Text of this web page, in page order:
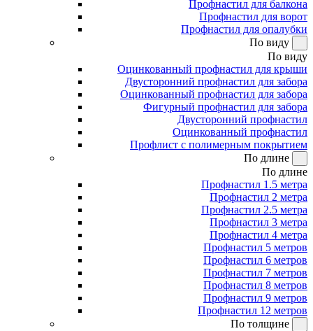
Профнастил для балкона
Профнастил для ворот
Профнастил для опалубки
По виду
По виду
Оцинкованный профнастил для крыши
Двусторонний профнастил для забора
Оцинкованный профнастил для забора
Фигурный профнастил для забора
Двусторонний профнастил
Оцинкованный профнастил
Профлист с полимерным покрытием
По длине
По длине
Профнастил 1.5 метра
Профнастил 2 метра
Профнастил 2.5 метра
Профнастил 3 метра
Профнастил 4 метра
Профнастил 5 метров
Профнастил 6 метров
Профнастил 7 метров
Профнастил 8 метров
Профнастил 9 метров
Профнастил 12 метров
По толщине